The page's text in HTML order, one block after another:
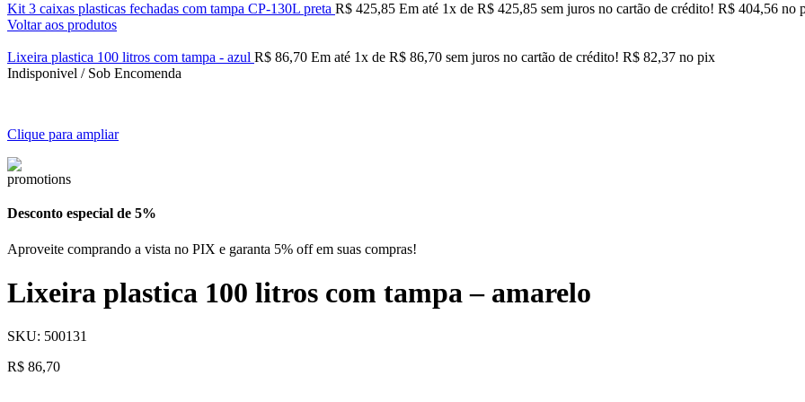
Kit 3 caixas plasticas fechadas com tampa CP-130L preta R$ 425,85 Em até 1x de R$ 425,85 sem juros no cartão de crédito! R$ 404,56 no
Voltar aos produtos
Lixeira plastica 100 litros com tampa - azul R$ 86,70 Em até 1x de R$ 86,70 sem juros no cartão de crédito! R$ 82,37 no pix
Indisponivel / Sob Encomenda
Clique para ampliar
Desconto especial de 5%
Aproveite comprando a vista no PIX e garanta 5% off em suas compras!
Lixeira plastica 100 litros com tampa – amarelo
SKU: 500131
R$ 86,70